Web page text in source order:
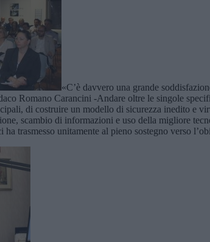
«C’è davvero una grande
Romano Carancini -Andare oltre le singole
di costruire un modello di sicurezza inedito e
scambio di informazioni e uso della migliore
trasmesso unitamente al pieno sostegno verso